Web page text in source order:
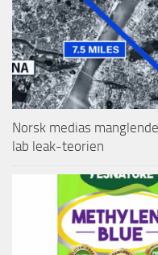
Norsk medias
lab leak-teorien